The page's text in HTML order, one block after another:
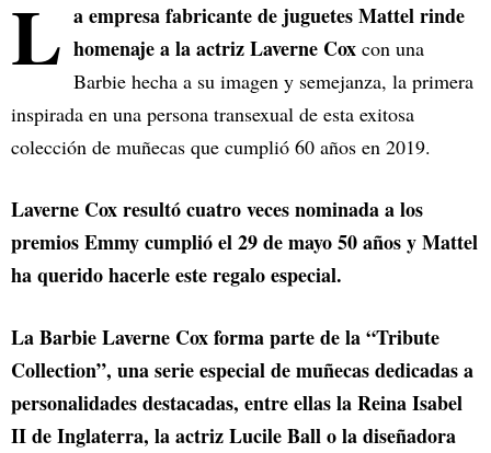
L a empresa fabricante de juguetes Mattel rinde
homenaje a la actriz Laverne Cox con una
Barbie hecha a su imagen y semejanza, la primera
inspirada en una persona transexual de esta exitosa
colección de muñecas que cumplió 60 años en 2019.
Laverne Cox resultó cuatro veces nominada a los
premios Emmy cumplió el 29 de mayo 50 años y Mattel
ha querido hacerle este regalo especial.
La Barbie Laverne Cox forma parte de la “Tribute
Collection”, una serie especial de muñecas dedicadas a
personalidades destacadas, entre ellas la Reina Isabel
II de Inglaterra, la actriz Lucile Ball o la diseñadora